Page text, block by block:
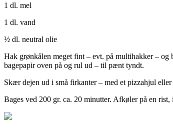
1 dl. mel
1 dl. vand
½ dl. neutral olie
Hak grønkålen meget fint – evt. på multihakker –
bagepapir oven på og rul ud – til pænt tyndt.
Skær dejen ud i små firkanter – med et pizzahjul
Bages ved 200 gr. ca. 20 minutter. Afkøler på en